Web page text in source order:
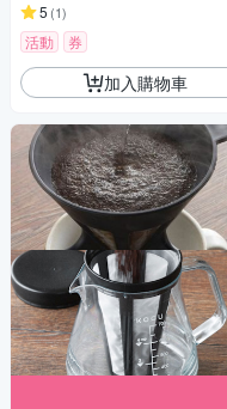
5 (1)
活動 券
加入購物車